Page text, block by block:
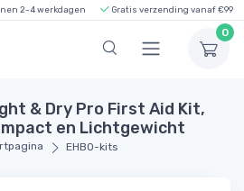
2-4 werkdagen Gratis verzending vanaf €99
0
& Dry Pro First Aid Kit,
en Lichtgewicht
EHBO-kits